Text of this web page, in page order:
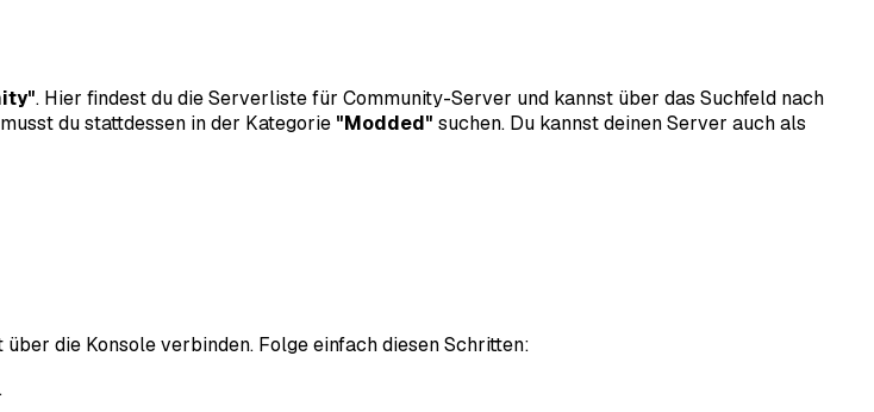
. Hier findest du die Serverliste für Community-Server und kannst über das Suchfeld nach
du stattdessen in der Kategorie "Modded" suchen. Du kannst deinen Server auch als
die Konsole verbinden. Folge einfach diesen Schritten: